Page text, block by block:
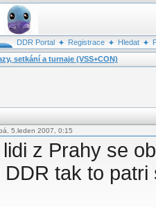
DDR Portal Registrace Hledat
setkání a turnaje (VSS+CON)
5.leden 2007, 0:15
z Prahy se
DDR tak to patri